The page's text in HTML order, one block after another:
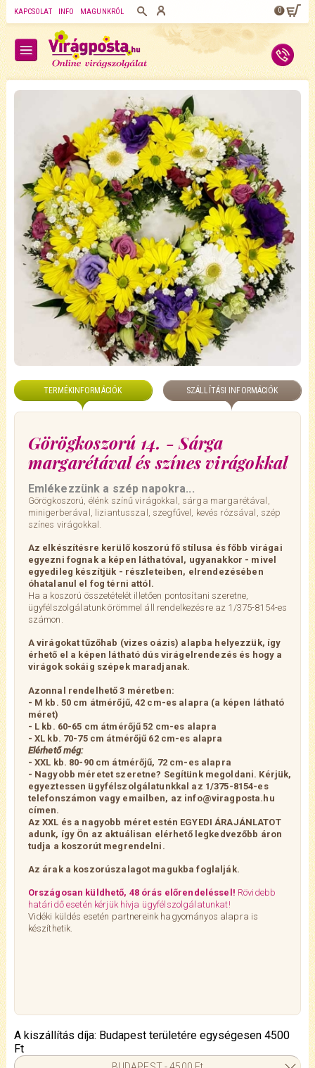
KAPCSOLAT INFO MAGUNKRÓL 0
TERMÉKINFORMÁCIÓK SZÁLLÍTÁSI INFORMÁCIÓK
Görögkoszorú 14. - Sárga
margarétával és színes virágokkal
Emlékezzünk a szép napokra...
Görögkoszorú, élénk színű virágokkal, sárga margarétával,
minigerberával, liziantusszal, szegfűvel, kevés rózsával, szép
színes virágokkal.
Az elkészítésre kerülő koszorú fő stílusa és főbb virágai
egyezni fognak a képen láthatóval, ugyanakkor - mivel
egyedileg készítjük - részleteiben, elrendezésében
óhatalanul el fog térni attól.
Ha a koszorú összetételét illetően pontosítani szeretne,
ügyfélszolgálatunk örömmel áll rendelkezésre az 1/375-8154-es
számon.
A virágokat tűzőhab (vizes oázis) alapba helyezzük, így
érhető el a képen látható dús virágelrendezés és hogy a
virágok sokáig szépek maradjanak.
Azonnal rendelhető 3 méretben:
- M kb. 50 cm átmérőjű, 42 cm-es alapra (a képen látható
méret)
- L kb. 60-65 cm átmérőjű 52 cm-es alapra
- XL kb. 70-75 cm átmérőjű 62 cm-es alapra
Elérhető még:
- XXL kb. 80-90 cm átmérőjű, 72 cm-es alapra
- Nagyobb méretet szeretne? Segítünk megoldani. Kérjük,
egyeztessen ügyfélszolgálatunkkal az 1/375-8154-es
telefonszámon vagy emailben, az info@viragposta.hu
címen.
Az XXL és a nagyobb méret estén EGYEDI ÁRAJÁNLATOT
adunk, így Ön az aktuálisan elérhető legkedvezőbb áron
tudja a koszorút megrendelni.
Az árak a koszorúszalagot magukba foglalják.
Országosan küldhető, 48 órás előrendeléssel! Rövidebb
határidő esetén kérjük hívja ügyfélszolgálatunkat!
Vidéki küldés esetén partnereink hagyományos alapra is
készíthetik.
A kiszállítás díja: Budapest területére egységesen 4500
Ft